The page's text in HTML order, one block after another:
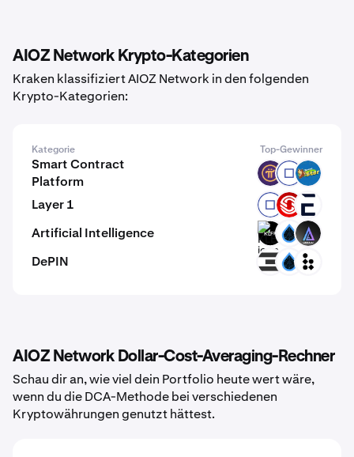
AIOZ Network Krypto-Kategorien
Kraken klassifiziert AIOZ Network in den folgenden
Krypto-Kategorien:
Kategorie Top-Gewinner
Smart Contract
Platform
PI JOC
Layer 1 ZHC EVR
Artificial Intelligence KLEF SUIDEPIN LKI
DePIN TFT SUIDEPIN BLESS
AIOZ Network Dollar-Cost-Averaging-Rechner
Schau dir an, wie viel dein Portfolio heute wert wäre,
wenn du die DCA-Methode bei verschiedenen
Kryptowährungen genutzt hättest.